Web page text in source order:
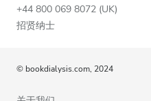
+44 800 069 8072 (UK)
招贤纳士
© bookdialysis.com, 2024